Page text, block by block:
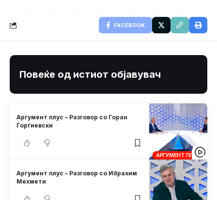
FACEBOOK
Повеќе од истиот објавувач
АРГУМЕНТ ПЛУС
Аргумент плус – Разговор со Горан
Ѓорѓиевски
Аргумент плус – Разговор со Ибрахим
Мехмети